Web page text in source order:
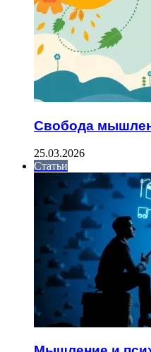
Свобода
25.03.2026
Статьи